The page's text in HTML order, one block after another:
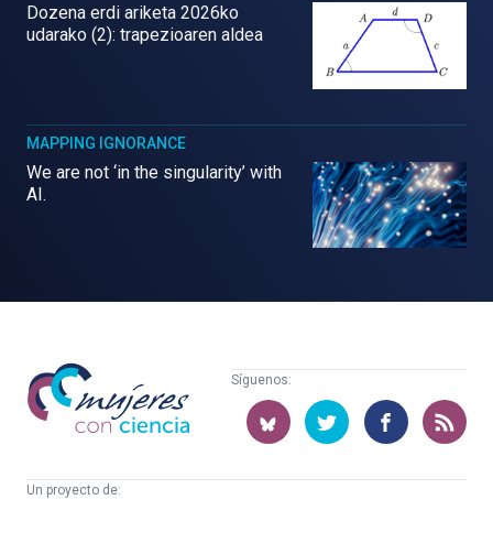
Dozena erdi ariketa 2026ko
udarako (2): trapezioaren aldea
MAPPING IGNORANCE
We are not ‘in the singularity’ with
AI.
Mujeres
con
ciencia
Síguenos:
Un proyecto de: